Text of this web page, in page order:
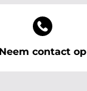
Neem contact op